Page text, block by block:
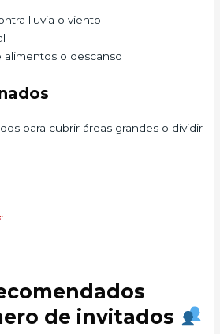
lluvia o viento
alimentos o descanso
para cubrir áreas grandes o dividir
de invitados